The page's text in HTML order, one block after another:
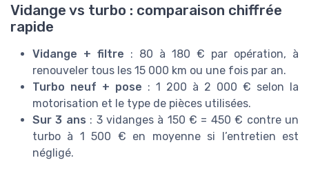
Vidange vs turbo : comparaison chiffrée
rapide
Vidange + filtre : 80 à 180 € par opération, à
renouveler tous les 15 000 km ou une fois par an.
Turbo neuf + pose : 1 200 à 2 000 € selon la
motorisation et le type de pièces utilisées.
Sur 3 ans : 3 vidanges à 150 € = 450 € contre un
turbo à 1 500 € en moyenne si l’entretien est
négligé.